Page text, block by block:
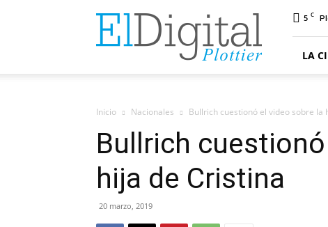
ElDigitalPlottier
5 C
LA
Inicio Nacionales Bullrich cuestionó el video sobre la
Bullrich
hija de Cristina
20 marzo, 2019